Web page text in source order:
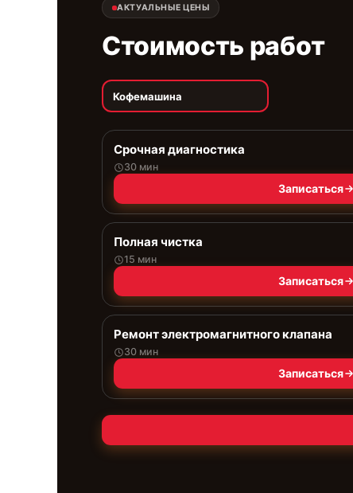
АКТУАЛЬНЫЕ ЦЕНЫ
Стоимость работ
Кофемашина
Срочная диагностика
30 мин
Записаться
Полная чистка
15 мин
Записаться
Ремонт электромагнитного клапана
30 мин
Записаться